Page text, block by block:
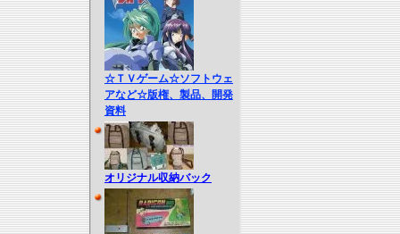
☆ＴＶゲーム☆ソフトウェ
アなど☆版権、製品、開発
資料
オリジナル収納バック